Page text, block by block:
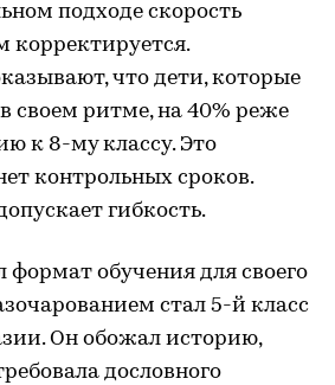
подходе скорость
корректируется.
что дети, которые
своем ритме, на 40% реже
к 8-му классу. Это
контрольных сроков.
гибкость.
формат обучения для своего
стал 5-й класс
Он обожал историю,
дословного